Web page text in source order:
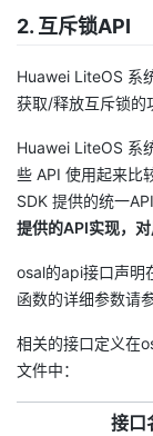
课
程
的
认
我
的
验
我
收
藏
术
支
云
声
议
2. 互斥锁API
Huawei LiteOS 系
获取/释放互斥锁的
Huawei LiteOS 系
些 API 使用起来比
SDK 提供的统一
提供的API实现，
osal的api接口声明
函数的详细参数请
相关的接口定义在
文件中：
接口